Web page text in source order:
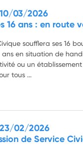
10/03/2026
16 ans : en route
soufflera ses 16
ans en situation de
ou un
tous ...
23/02/2026
de Service